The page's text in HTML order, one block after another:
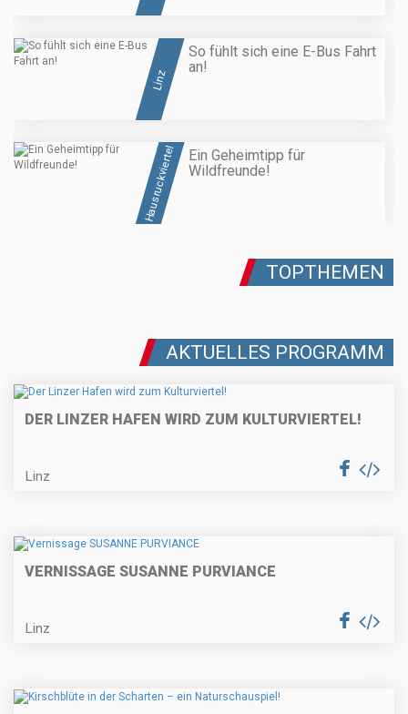
Linz
So fühlt sich eine E-Bus Fahrt
an!
Hausruckviertel
Ein Geheimtipp für
Wildfreunde!
TOPTHEMEN
AKTUELLES PROGRAMM
DER LINZER HAFEN WIRD ZUM KULTURVIERTEL!
Linz
VERNISSAGE SUSANNE PURVIANCE
Linz